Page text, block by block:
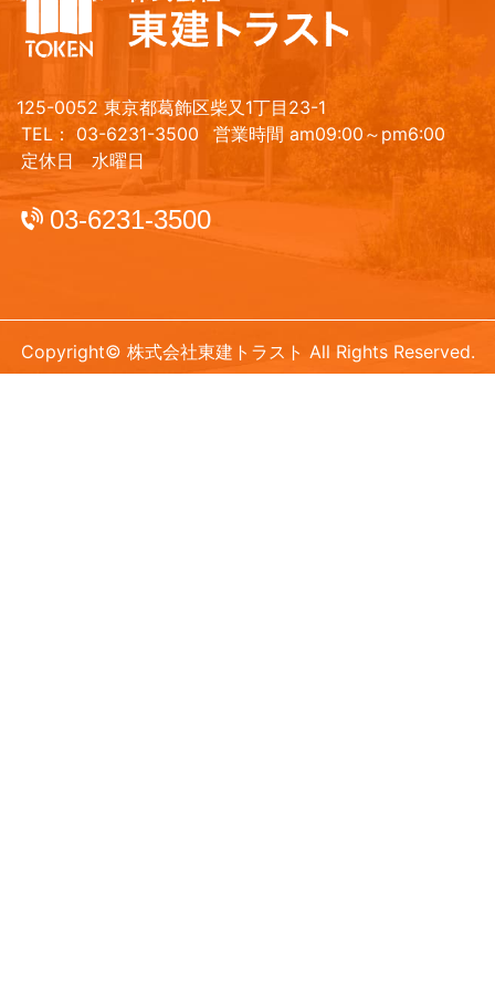
125-0052 東京都葛飾区柴又1丁目23-1
TEL： 03-6231-3500
営業時間 am09:00～pm6:00
定休日 水曜日
03-6231-3500
Copyright© 株式会社東建トラスト All Rights Reserved.